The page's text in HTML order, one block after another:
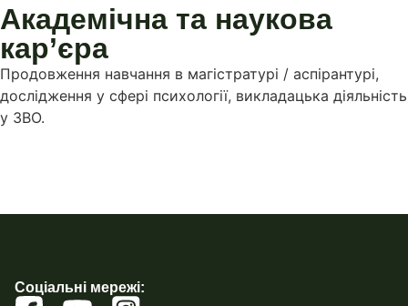
Академічна та наукова
кар’єра
Продовження навчання в магістратурі / аспірантурі,
дослідження у сфері психології, викладацька діяльність
у ЗВО.
Соціальні мережі: